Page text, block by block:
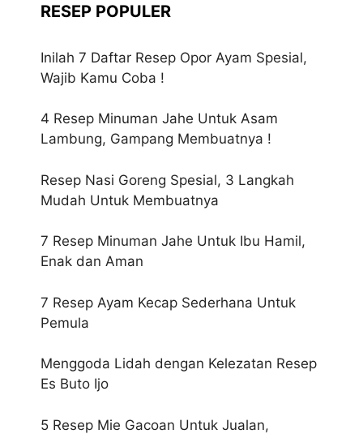
RESEP POPULER
Inilah 7 Daftar Resep Opor Ayam Spesial,
Wajib Kamu Coba !
4 Resep Minuman Jahe Untuk Asam
Lambung, Gampang Membuatnya !
Resep Nasi Goreng Spesial, 3 Langkah
Mudah Untuk Membuatnya
7 Resep Minuman Jahe Untuk Ibu Hamil,
Enak dan Aman
7 Resep Ayam Kecap Sederhana Untuk
Pemula
Menggoda Lidah dengan Kelezatan Resep
Es Buto Ijo
5 Resep Mie Gacoan Untuk Jualan,